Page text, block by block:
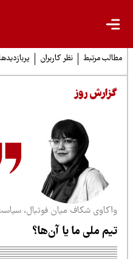
مرتبط نظر کاربران پربازدیدها
روز
شکاف میان فوتبال، سیاست و
ملی ما یا آن‌ها؟